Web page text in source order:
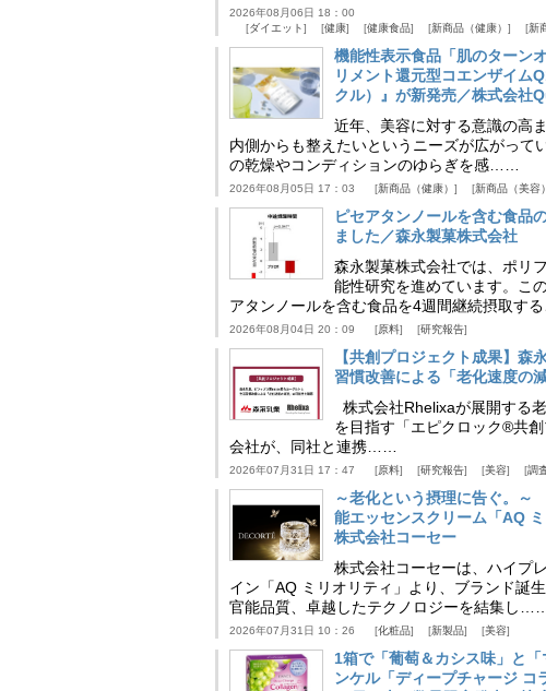
2026年08月06日 18：00
ダイエット
健康 健康食品 新商品（健康） 新
機能性表示食品「肌のターン
リメント還元型コエンザイム
クル）』が新発売／株式会社
近年、美容に対する意識の高
内側からも整えたいというニーズが広がって
の乾燥やコンディションのゆらぎを感……
2026年08月05日 17：03 新商品（健康） 新商品（美容）
ピセアタンノールを含む食品
ました／森永製菓株式会社
森永製菓株式会社では、ポリ
能性研究を進めています。こ
アタンノールを含む食品を4週間継続摂取す
2026年08月04日 20：09 原料 研究報告
【共創プロジェクト成果】
習慣改善による「老化速度の
株式会社Rhelixaが展開する
を目指す「エピクロック®共
会社が、同社と連携……
2026年07月31日 17：47 原料 研究報告 美容 調
～老化という摂理に告ぐ。
能エッセンスクリーム「AQ
株式会社コーセー
株式会社コーセーは、ハイプ
イン「AQ ミリオリティ」より、ブランド誕
官能品質、卓越したテクノロジーを結集し……
2026年07月31日 10：26 化粧品 新製品 美容
1箱で「葡萄＆カシス味」と
ンケル「ディープチャージ コ